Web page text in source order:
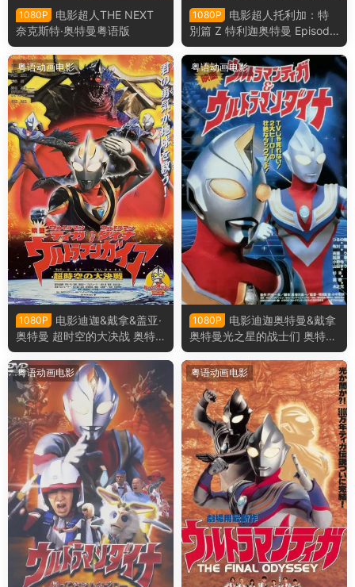
1080P
电影超人THE NEXT
奈克斯特·奥特曼粤语版
1080P
电影超人托利加：特
別篇 Z 特利迦奥特曼 Episode
Z粤语版
粤语动画电影
1080P
电影迪迦&戴拿&盖亚·
奥特曼 超时空的大决战 奥特
曼超时空大决战粤语版
粤语动画电影
1080P
电影迪迦奥特曼&戴拿
奥特曼光之星的战士们 奥特曼
剧场版 星光战士粤语版
粤语动画电影 粤语动画电影